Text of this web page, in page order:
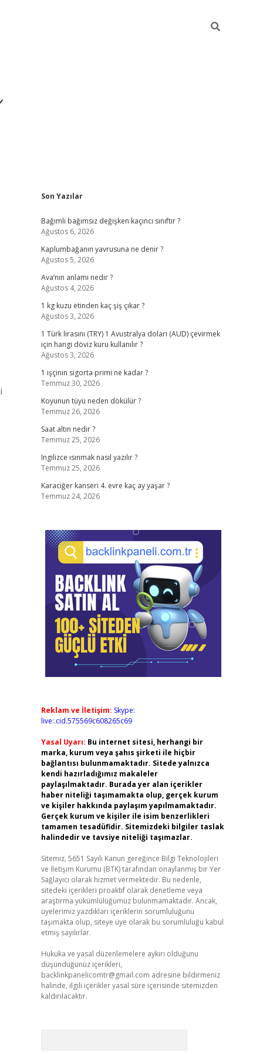
Sidebar
Son Yazılar
Bağımlı bağımsız değişken kaçıncı sınıftır ?
Ağustos 6, 2026
Kaplumbağanın yavrusuna ne denir ?
Ağustos 5, 2026
Ava’nın anlamı nedir ?
Ağustos 4, 2026
1 kg kuzu etinden kaç şiş çıkar ?
Ağustos 3, 2026
1 Türk lirasını (TRY) 1 Avustralya doları (AUD) çevirmek
için hangi döviz kuru kullanılır ?
Ağustos 3, 2026
1 işçinin sigorta primi ne kadar ?
Temmuz 30, 2026
Koyunun tüyü neden dökülür ?
Temmuz 26, 2026
Saat altın nedir ?
Temmuz 25, 2026
Ingilizce ısınmak nasıl yazılır ?
Temmuz 25, 2026
Karaciğer kanseri 4. evre kaç ay yaşar ?
Temmuz 24, 2026
Reklam ve İletişim: Skype:
live:.cid.575569c608265c69
Yasal Uyarı: Bu internet sitesi, herhangi bir
marka, kurum veya şahıs şirketi ile hiçbir
bağlantısı bulunmamaktadır. Sitede yalnızca
kendi hazırladığımız makaleler
paylaşılmaktadır. Burada yer alan içerikler
haber niteliği taşımamakta olup, gerçek kurum
ve kişiler hakkında paylaşım yapılmamaktadır.
Gerçek kurum ve kişiler ile isim benzerlikleri
tamamen tesadüfidir. Sitemizdeki bilgiler taslak
halindedir ve tavsiye niteliği taşımazlar.
Sitemiz, 5651 Sayılı Kanun gereğince Bilgi Teknolojileri
ve İletişim Kurumu (BTK) tarafından onaylanmış bir Yer
Sağlayıcı olarak hizmet vermektedir. Bu nedenle,
sitedeki içerikleri proaktif olarak denetleme veya
araştırma yükümlülüğümüz bulunmamaktadır. Ancak,
üyelerimiz yazdıkları içeriklerin sorumluluğunu
taşımakta olup, siteye üye olarak bu sorumluluğu kabul
etmiş sayılırlar.
Hukuka ve yasal düzenlemelere aykırı olduğunu
düşündüğünüz içerikleri,
backlinkpanelicomtr@gmail.com adresine bildirmeniz
halinde, ilgili içerikler yasal süre içerisinde sitemizden
kaldırılacaktır.